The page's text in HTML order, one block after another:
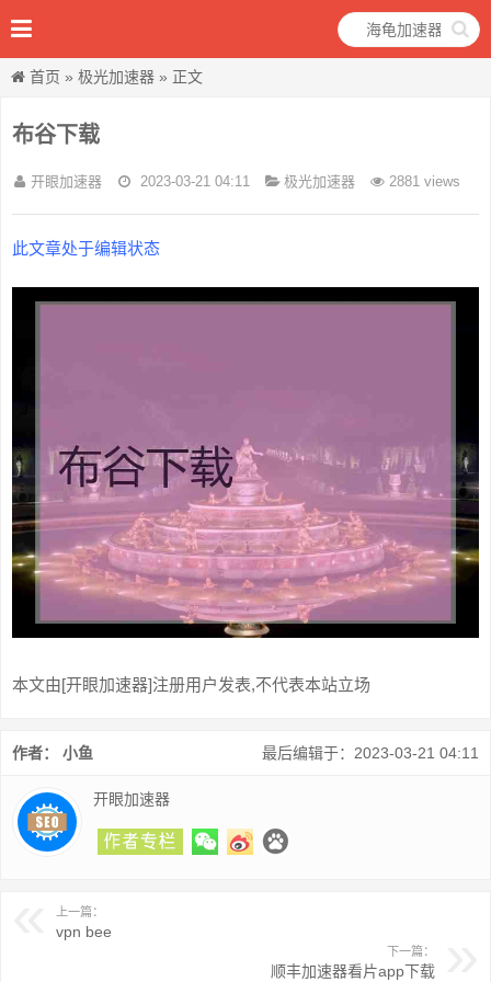
首页 » 极光加速器 » 正文
布谷下载
开眼加速器 2023-03-21 04:11 极光加速器 2881 views
此文章处于编辑状态
本文由[开眼加速器]注册用户发表,不代表本站立场
最后编辑于：2023-03-21 04:11
作者： 小鱼
开眼加速器
上一篇：
vpn bee
下一篇：
顺丰加速器看片app下载